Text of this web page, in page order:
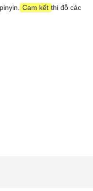
Cam kết thi đỗ các